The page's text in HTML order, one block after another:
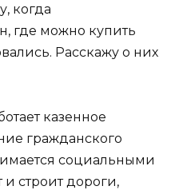
когда
где можно купить
Расскажу о них
казенное
гражданского
социальными
и строит дороги,